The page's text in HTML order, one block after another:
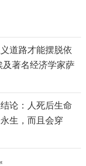
道路才能摆脱依
著名经济学家萨
论：人死后生命
生，而且会穿